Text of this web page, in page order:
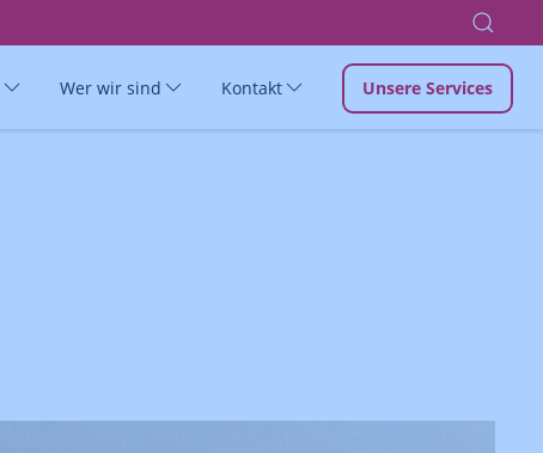
Wer wir sind Kontakt Unsere Services